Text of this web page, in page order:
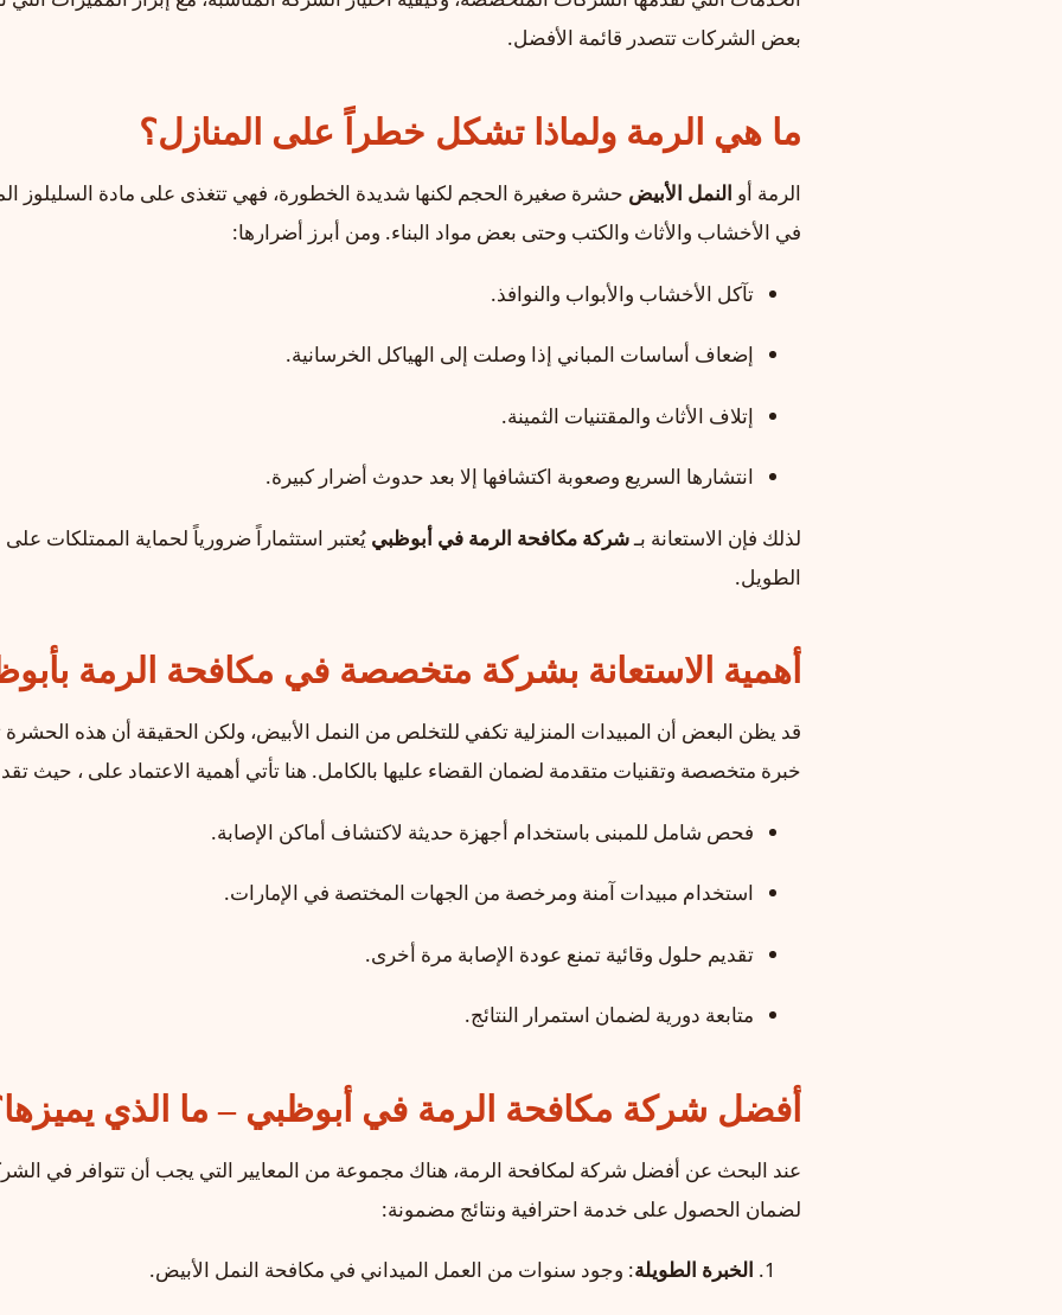
بعض الشركات تتصدر قائمة الأفضل.
ما هي الرمة ولماذا تشكل خطراً على المنازل؟
الرمة أو النمل الأبيض حشرة صغيرة الحجم لكنها شديدة الخطورة، فهي تتغذى على مادة السليلوز
في الأخشاب والأثاث والكتب وحتى بعض مواد البناء. ومن أبرز أضرارها:
تآكل الأخشاب والأبواب والنوافذ.
إضعاف أساسات المباني إذا وصلت إلى الهياكل الخرسانية.
إتلاف الأثاث والمقتنيات الثمينة.
انتشارها السريع وصعوبة اكتشافها إلا بعد حدوث أضرار كبيرة.
لذلك فإن الاستعانة بـشركة مكافحة الرمة في أبوظبي يُعتبر استثماراً ضرورياً لحماية الممتلكات
الطويل.
أهمية الاستعانة بشركة متخصصة في مكافحة الرمة
قد يظن البعض أن المبيدات المنزلية تكفي للتخلص من النمل الأبيض، ولكن الحقيقة أن هذه الحشرة
خبرة متخصصة وتقنيات متقدمة لضمان القضاء عليها بالكامل. هنا تأتي أهمية الاعتماد على ، حيث
فحص شامل للمبنى باستخدام أجهزة حديثة لاكتشاف أماكن الإصابة.
استخدام مبيدات آمنة ومرخصة من الجهات المختصة في الإمارات.
تقديم حلول وقائية تمنع عودة الإصابة مرة أخرى.
متابعة دورية لضمان استمرار النتائج.
أفضل شركة مكافحة الرمة في أبوظبي – ما الذي
عند البحث عن أفضل شركة لمكافحة الرمة، هناك مجموعة من المعايير التي يجب أن تتوافر في
لضمان الحصول على خدمة احترافية ونتائج مضمونة:
الخبرة الطويلة: وجود سنوات من العمل الميداني في مكافحة النمل الأبيض.